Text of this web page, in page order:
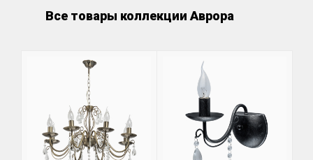
Все товары коллекции Аврора